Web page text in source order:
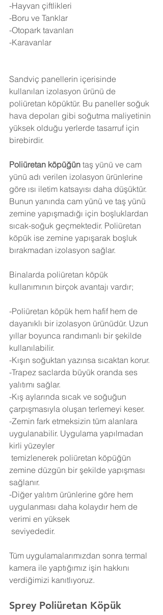
-Hayvan çiftlikleri
-Boru ve Tanklar
-Otopark tavanları
-Karavanlar
Sandviç panellerin içerisinde
kullanılan izolasyon ürünü de
poliüretan köpüktür. Bu paneller soğuk
hava depoları gibi soğutma maliyetinin
yüksek olduğu yerlerde tasarruf için
birebirdir.
Poliüretan köpüğün taş yünü ve cam
yünü adı verilen izolasyon ürünlerine
göre ısı iletim katsayısı daha düşüktür.
Bunun yanında cam yünü ve taş yünü
zemine yapışmadığı için boşluklardan
sıcak-soğuk geçmektedir. Poliüretan
köpük ise zemine yapışarak boşluk
bırakmadan izolasyon sağlar.
Binalarda poliüretan köpük
kullanımının birçok avantajı vardır;
-Poliüretan köpük hem hafif hem de
dayanıklı bir izolasyon ürünüdür. Uzun
yıllar boyunca randımanlı bir şekilde
kullanılabilir.
-Kışın soğuktan yazınsa sıcaktan korur.
-Trapez saclarda büyük oranda ses
yalıtımı sağlar.
-Kış aylarında sıcak ve soğuğun
çarpışmasıyla oluşan terlemeyi keser.
-Zemin fark etmeksizin tüm alanlara
uygulanabilir. Uygulama yapılmadan
kirli yüzeyler
zemine düzgün bir şekilde yapışması
sağlanır.
-Diğer yalıtım ürünlerine göre hem
uygulanması daha kolaydır hem de
verimi en yüksek
seviyededir.
Tüm uygulamalarımızdan sonra termal
kamera ile yaptığımız işin hakkını
verdiğimizi kanıtlıyoruz.
Sprey Poliüretan Köpük